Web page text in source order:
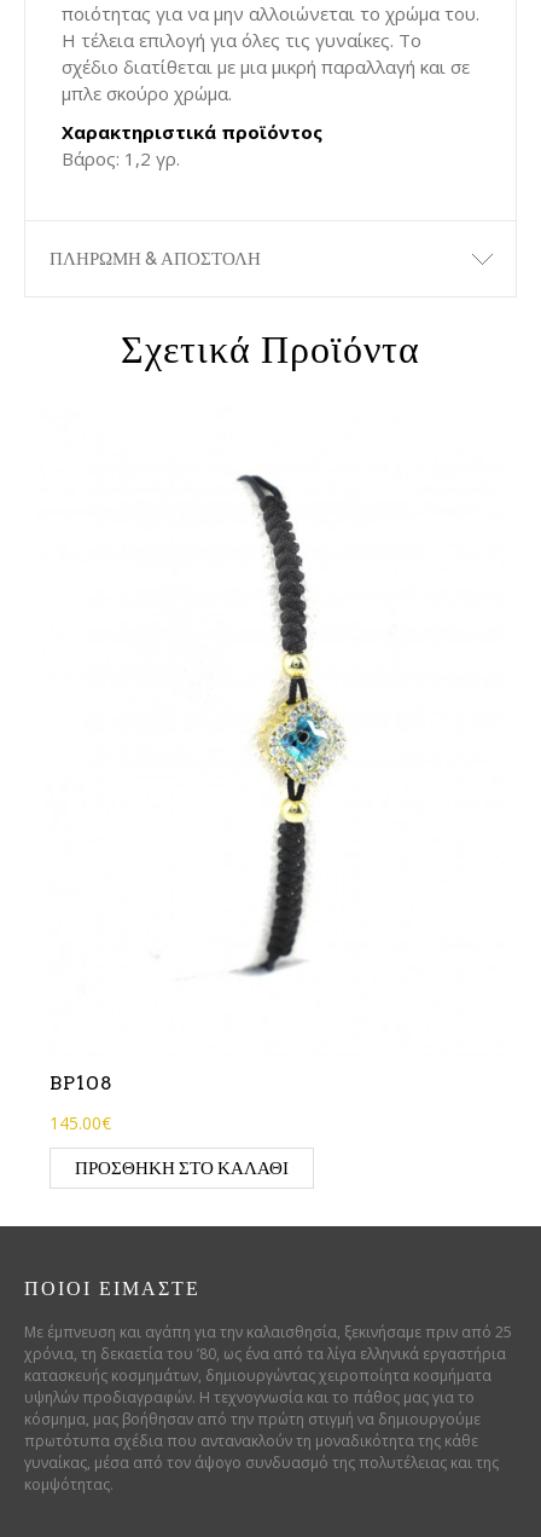
ποιότητας για να μην αλλοιώνεται το χρώμα του.
Η τέλεια επιλογή για όλες τις γυναίκες. Το
σχέδιο διατίθεται με μια μικρή παραλλαγή και σε
μπλε σκούρο χρώμα.
Χαρακτηριστικά προϊόντος
Βάρος: 1,2 γρ.
ΠΛΗΡΩΜΗ & ΑΠΟΣΤΟΛΗ
Σχετικά Προϊόντα
BP108
145.00€
ΠΡΟΣΘΉΚΗ ΣΤΟ ΚΑΛΆΘΙ
ΠΟΙΟΊ ΕΊΜΑΣΤΕ
Με έμπνευση και αγάπη για την καλαισθησία, ξεκινήσαμε πριν από 25
χρόνια, τη δεκαετία του ’80, ως ένα από τα λίγα ελληνικά εργαστήρια
κατασκευής κοσμημάτων, δημιουργώντας χειροποίητα κοσμήματα
υψηλών προδιαγραφών. Η τεχνογνωσία και το πάθος μας για το
κόσμημα, μας βοήθησαν από την πρώτη στιγμή να δημιουργούμε
πρωτότυπα σχέδια που αντανακλούν τη μοναδικότητα της κάθε
γυναίκας, μέσα από τον άψογο συνδυασμό της πολυτέλειας και της
κομψότητας.